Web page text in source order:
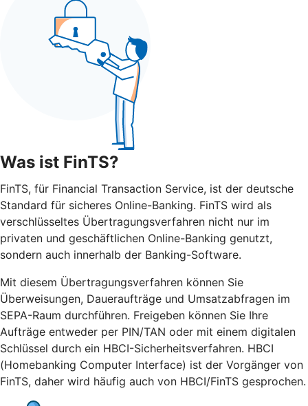
Was ist FinTS?
FinTS, für Financial Transaction Service, ist der deutsche
Standard für sicheres Online-Banking. FinTS wird als
verschlüsseltes Übertragungsverfahren nicht nur im
privaten und geschäftlichen Online-Banking genutzt,
sondern auch innerhalb der Banking-Software.
Mit diesem Übertragungsverfahren können Sie
Überweisungen, Daueraufträge und Umsatzabfragen im
SEPA-Raum durchführen. Freigeben können Sie Ihre
Aufträge entweder per PIN/TAN oder mit einem digitalen
Schlüssel durch ein HBCI-Sicherheitsverfahren. HBCI
(Homebanking Computer Interface) ist der Vorgänger von
FinTS, daher wird häufig auch von HBCI/FinTS gesprochen.